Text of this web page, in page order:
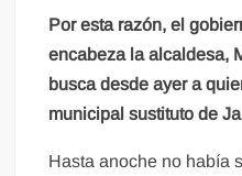
Por esta razón, el
encabeza la alcaldesa,
busca desde ayer a
municipal sustituto de
Hasta anoche no había